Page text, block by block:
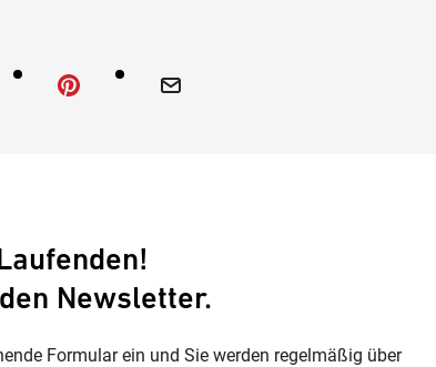
Newsletter.
Formular ein und Sie werden regelmäßig über